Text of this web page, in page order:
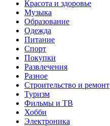
Красота и здоровье
Музыка
Образование
Одежда
Питание
Спорт
Покупки
Развлечения
Разное
Строительство и ремонт
Туризм
Фильмы и ТВ
Хобби
Электроника